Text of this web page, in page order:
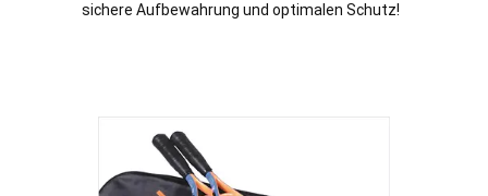
sichere Aufbewahrung und optimalen Schutz!